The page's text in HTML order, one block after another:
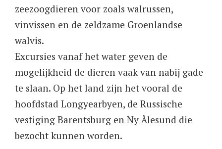
zeezoogdieren voor zoals walrussen,
vinvissen en de zeldzame Groenlandse
walvis.
Excursies vanaf het water geven de
mogelijkheid de dieren vaak van nabij gade
te slaan. Op het land zijn het vooral de
hoofdstad Longyearbyen, de Russische
vestiging Barentsburg en Ny Ålesund die
bezocht kunnen worden.